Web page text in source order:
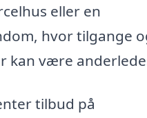
eller en
hvor tilgange
kan være
tilbud på